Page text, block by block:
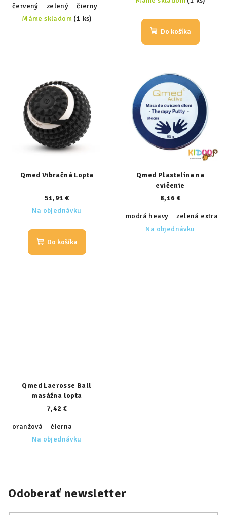
červený zelený čierny
Máme skladom (1 ks)
Do košíka
Qmed Vibračná Lopta
51,91 €
Na objednávku
Do košíka
Qmed Plastelína na
cvičenie
8,16 €
modrá heavy
zelená extra
Na objednávku
Qmed Lacrosse Ball
masážna lopta
7,42 €
oranžová
čierna
Na objednávku
Odoberať newsletter